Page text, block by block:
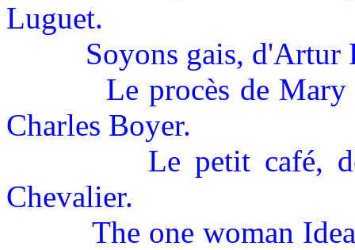
Luguet.
Soyons gais,
Le procès de
Charles Boyer.
Le petit café,
Chevalier.
The one woman